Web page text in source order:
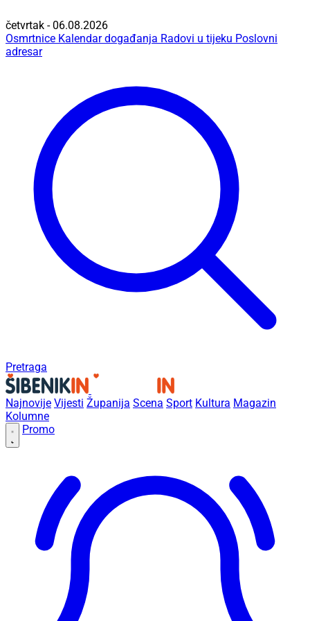
četvrtak - 06.08.2026
Osmrtnice Kalendar događanja Radovi u tijeku Poslovni
adresar
Pretraga
Najnovije Vijesti Županija Scena Sport Kultura Magazin
Kolumne
Promo